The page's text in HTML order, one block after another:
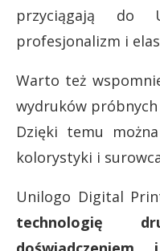
przyciągają do
profesjonalizm i
Warto też
wydruków
Dzięki temu
kolorystyki i
Unilogo Digital
technologię